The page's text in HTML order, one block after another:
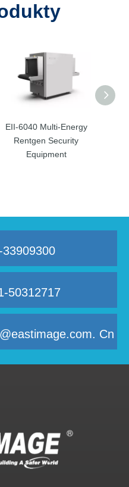
EII-6040 Multi-Energy
Rentgen Security
Equipment
50312717
Cn